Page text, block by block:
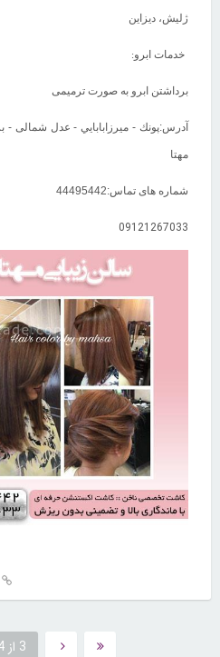
ژلیش، دیزاین
خدمات ابرو:
برداشتن ابرو به صورت ترمیمی
آدرس:پونك - ميرزابابايي - عدل شمالى
مهتا
شماره های تماس:44495442
09121267033
3 از 4